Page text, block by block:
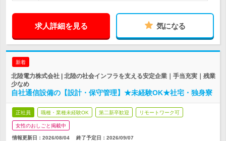
求人詳細を見る 気になる
新着
北陸電力株式会社 | 北陸の社会インフラを支える安定企業｜手当充実｜残業
少なめ
自社通信設備の【設計・保守管理】★未経験OK★社宅・独身寮
正社員 職種・業種未経験OK 第二新卒歓迎 リモートワーク可
女性のおしごと掲載中
情報更新日：2026/08/04 終了予定日： 2026/09/07